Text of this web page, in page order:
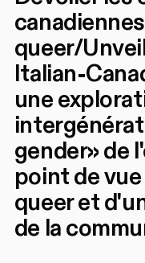
queer/
Italian-
une
gender» de
point de
queer et
de la